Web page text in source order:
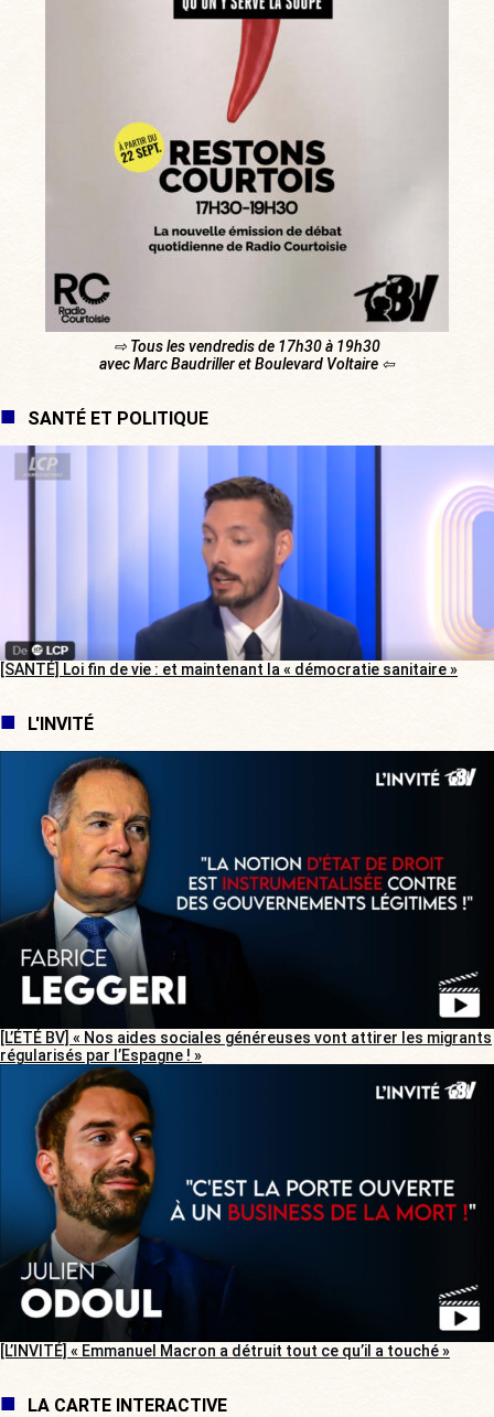
⇨ Tous les vendredis de 17h30 à 19h30
avec Marc Baudriller et Boulevard Voltaire ⇦
SANTÉ ET POLITIQUE
[SANTÉ] Loi fin de vie : et maintenant la « démocratie sanitaire »
L'INVITÉ
[L’ÉTÉ BV] « Nos aides sociales généreuses vont attirer les migrants
régularisés par l’Espagne ! »
[L’INVITÉ] « Emmanuel Macron a détruit tout ce qu’il a touché »
LA CARTE INTERACTIVE